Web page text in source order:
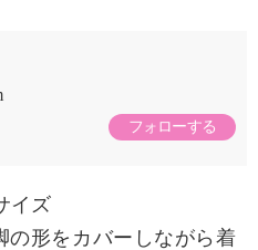
フォローする
イズ
の形をカバーしながら着